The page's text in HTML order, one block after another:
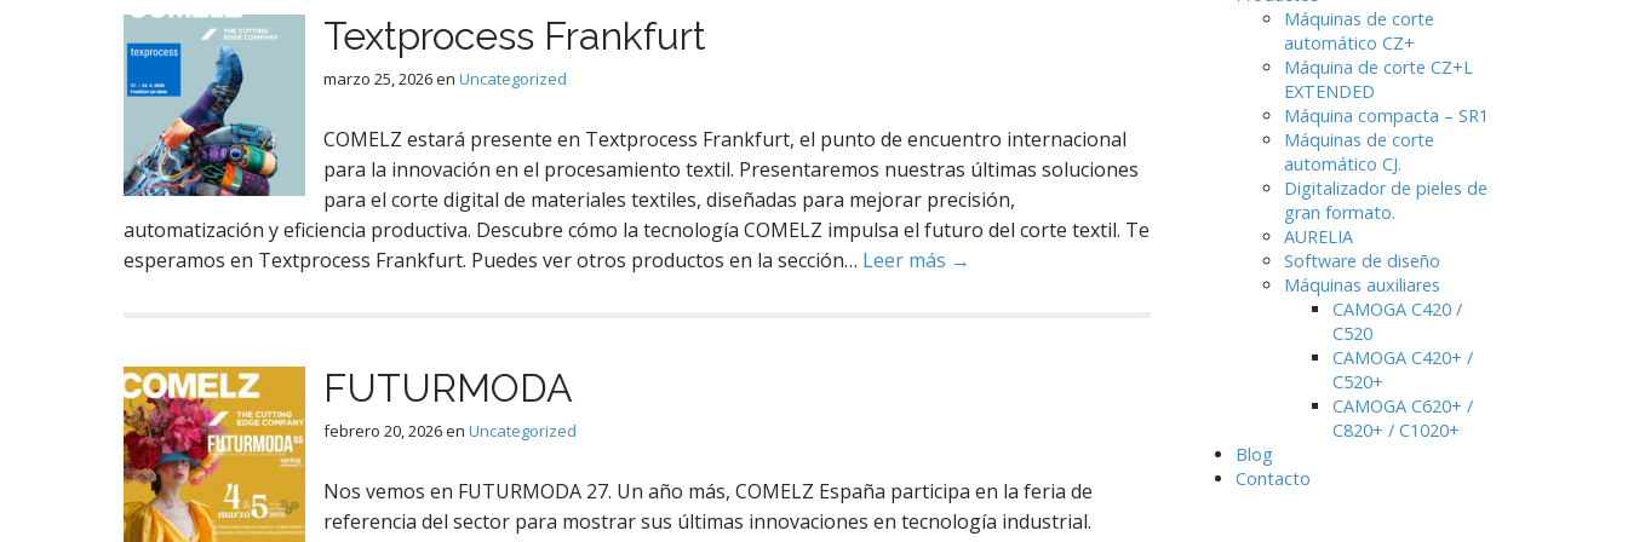
Textprocess Frankfurt
marzo 25, 2026en Uncategorized
COMELZ estará presente en Textprocess Frankfurt, el punto de encuentro internacional
para la innovación en el procesamiento textil. Presentaremos nuestras últimas soluciones
para el corte digital de materiales textiles, diseñadas para mejorar precisión,
automatización y eficiencia productiva. Descubre cómo la tecnología COMELZ impulsa el futuro del corte textil. Te
esperamos en Textprocess Frankfurt. Puedes ver otros productos en la sección… Leer más →
FUTURMODA
febrero 20, 2026en Uncategorized
Nos vemos en FUTURMODA 27. Un año más, COMELZ España participa en la feria de
referencia del sector para mostrar sus últimas innovaciones en tecnología industrial.
Máquinas de corte
automático CZ+
Máquina de corte CZ+L
EXTENDED
Máquina compacta – SR1
Máquinas de corte
automático CJ.
Digitalizador de pieles de
gran formato.
AURELIA
Software de diseño
Máquinas auxiliares
CAMOGA C420 /
C520
CAMOGA C420+ /
C520+
CAMOGA C620+ /
C820+ / C1020+
Blog
Contacto